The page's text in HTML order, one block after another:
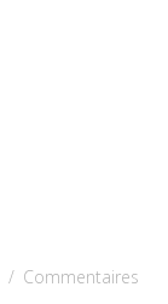
/ Commentaires